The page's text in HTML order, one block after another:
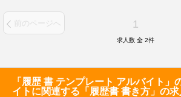
前のページへ 1
求人数 全 2件
「履歴 書 テンプレート アルバイト」
イトに関連する「履歴書 書き方」の求